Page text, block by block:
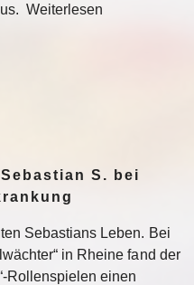
Weiterlesen
S. bei
Sebastians Leben. Bei
in Rheine fand der
Rollenspielen einen